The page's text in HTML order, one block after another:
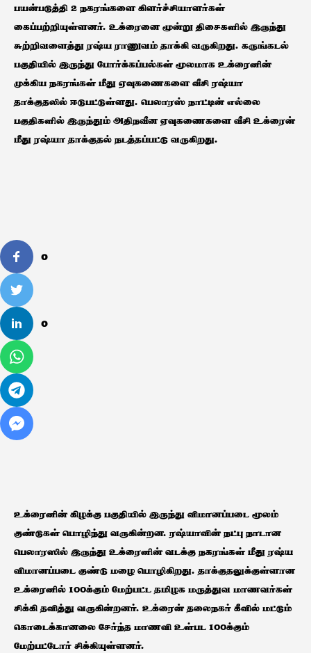
0
0
பயன்படுத்தி 2 நகரங்களை கிளர்ச்சியாளர்கள்
கைப்பற்றியுள்ளனர். உக்ரைனை மூன்று திசைகளில் இருந்து
சுற்றிவளைத்து ரஷ்ய ராணுவம் தாக்கி வருகிறது. கருங்கடல்
பகுதியில் இருந்து போர்க்கப்பல்கள் மூலமாக உக்ரைனின்
முக்கிய நகரங்கள் மீது ஏவுகணைகளை வீசி ரஷ்யா
தாக்குதலில் ஈடுபட்டுள்ளது. பெலாரஸ் நாட்டின் எல்லை
பகுதிகளில் இருந்தும் அதிநவீன ஏவுகணைகளை வீசி உக்ரைன்
மீது ரஷ்யா தாக்குதல் நடத்தப்பட்டு வருகிறது.
உக்ரைனின் கிழக்கு பகுதியில் இருந்து விமானப்படை மூலம்
குண்டுகள் பொழிந்து வருகின்றன. ரஷ்யாவின் நட்பு நாடான
பெலாரஸில் இருந்து உக்ரைனின் வடக்கு நகரங்கள் மீது ரஷ்ய
விமானப்படை குண்டு மழை பொழிகிறது. தாக்குதலுக்குள்ளான
உக்ரைனில் 100க்கும் மேற்பட்ட தமிழக மருத்துவ மாணவர்கள்
சிக்கி தவித்து வருகின்றனர். உக்ரைன் தலைநகர் கீவில் மட்டும்
கொடைக்கானலை சேர்ந்த மாணவி உள்பட 100க்கும்
மேற்பட்டோர் சிக்கியுள்ளனர்.